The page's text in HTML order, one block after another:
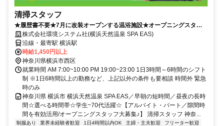
清掃スタッフ
★履歴書不要★7月に改装オープンする温浴施設★オープニングスタッ
フ大募集！★未経験OK★20代～70代活躍★中高年・ミドル・シニア活
躍中★面接１回★事前に見学OK
株式会社環境システム社(横浜天然温泉 SPA EAS)
沿線・最寄駅 横浜駅
時給1,450円以上
神奈川県横浜市西区
就業時間 AM 7:00~10:00 PM 19:00~23:00 1日3時間～6時間のシフト
制 ※1日6時間以上の勤務など、上記以外の条件も要相談 時間外 緊急
時のみ
神奈川県 横浜市 横浜天然温泉 SPA EAS／早朝の短時間／昼夜の長時
間☆選べる時間帯☆学生~70代活躍☆【アルバイト・パート／隙間時
間を有効活用/オープニングスタッフ大募集♪】 清掃スタッフ 神奈...
制服あり 業界未経験者歓迎 1日4時間以内OK 主婦・主夫歓迎
フリーター歓迎